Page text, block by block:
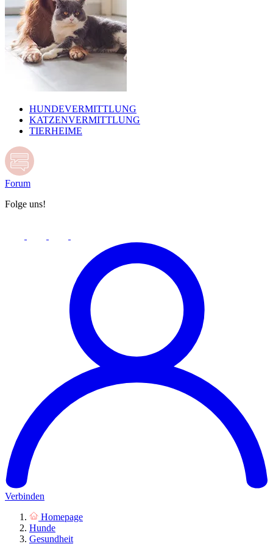
HUNDEVERMITTLUNG
KATZENVERMITTLUNG
TIERHEIME
Forum
Folge uns!
Verbinden
Homepage
Hunde
Gesundheit